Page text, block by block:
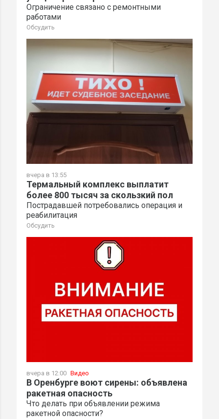
Ограничение связано с ремонтными
работами
Обсудить
вчера в 13:55
Термальный комплекс выплатит
более 800 тысяч за скользкий пол
Пострадавшей потребовались операция и
реабилитация
Обсудить
вчера в 12:00 Видео
В Оренбурге воют сирены: объявлена
ракетная опасность
Что делать при объявлении режима
ракетной опасности?